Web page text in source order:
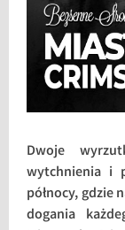
Dwoje
wytchnienia i
północy, gdzie
dogania